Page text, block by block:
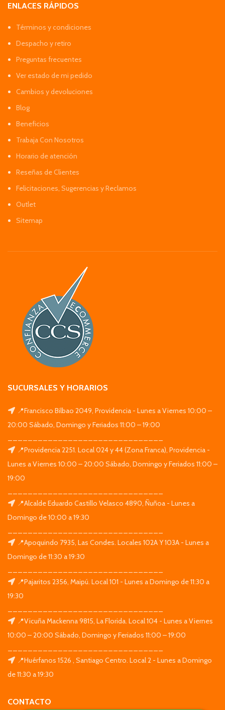
ENLACES RÁPIDOS
Términos y condiciones
Despacho y retiro
Preguntas frecuentes
Ver estado de mi pedido
Cambios y devoluciones
Blog
Beneficios
Trabaja Con Nosotros
Horario de atención
Reseñas de Clientes
Felicitaciones, Sugerencias y Reclamos
Outlet
Sitemap
SUCURSALES Y HORARIOS
📍Francisco Bilbao 2049, Providencia - Lunes a Viernes 10:00 –
20:00 Sábado, Domingo y Feriados 11:00 – 19:00
📍Providencia 2251. Local 024 y 44 (Zona Franca), Providencia -
Lunes a Viernes 10:00 – 20:00 Sábado, Domingo y Feriados 11:00 –
19:00
📍Alcalde Eduardo Castillo Velasco 4890, Ñuñoa - Lunes a
Domingo de 10:00 a 19:30
📍Apoquindo 7935, Las Condes. Locales 102A Y 103A - Lunes a
Domingo de 11:30 a 19:30
📍Pajaritos 2356, Maipú. Local 101 - Lunes a Domingo de 11:30 a
19:30
📍Vicuña Mackenna 9815, La Florida. Local 104 - Lunes a Viernes
10:00 – 20:00 Sábado, Domingo y Feriados 11:00 – 19:00
📍Huérfanos 1526 , Santiago Centro. Local 2 - Lunes a Domingo
de 11:30 a 19:30
CONTACTO